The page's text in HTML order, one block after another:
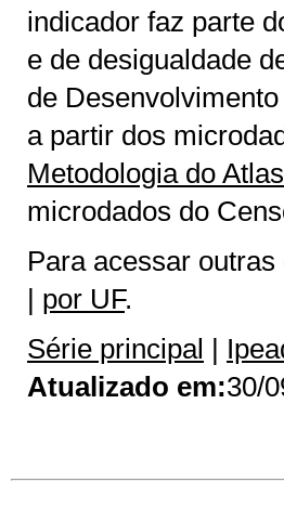
indicador faz parte
e de desigualdade
de
a partir dos
Metodologia do
microdados do
Para acessar
por UF.
Série principal
Atualizado em:30/